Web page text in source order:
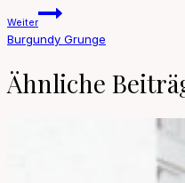
Weiter
Burgundy Grunge
Ähnliche